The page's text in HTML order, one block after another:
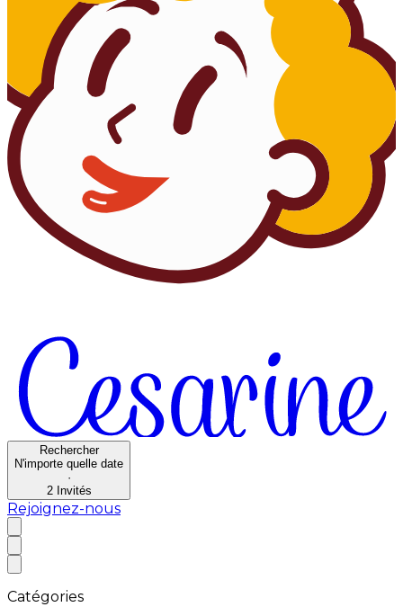
Rechercher
N'importe quelle date
·
2 Invités
Rejoignez-nous
Catégories